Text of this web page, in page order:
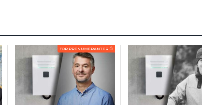
FÖR PRENUMERANTER